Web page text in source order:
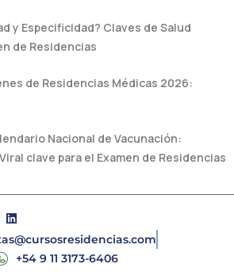
y Especificidad? Claves de Salud
de Residencias
de Residencias Médicas 2026:
Nacional de Vacunación:
clave para el Examen de Residencias
L
i
n
e+54 9 11 3173-6406